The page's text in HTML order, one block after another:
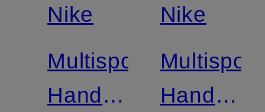
Nike
Multisport-
Handschuhe
Nike